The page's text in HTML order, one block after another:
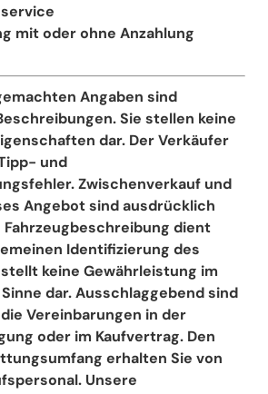
mit oder ohne Anzahlung
Angaben sind
Sie stellen keine
dar. Der Verkäufer
und
Zwischenverkauf und
Angebot sind ausdrücklich
dient
Identifizierung des
keine Gewährleistung im
dar. Ausschlaggebend sind
Vereinbarungen in der
oder im Kaufvertrag. Den
erhalten Sie von
Unsere